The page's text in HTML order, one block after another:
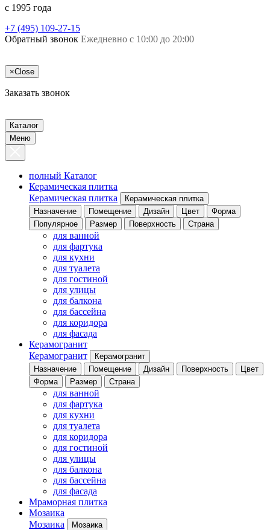
c 1995 года
+7 (495) 109-27-15
Обратный звонок Ежедневно с 10:00 до 20:00
×Close
Заказать звонок
Каталог
Меню
полный Каталог
Керамическая плитка
Керамическая плитка
Керамическая плитка
Назначение
Помещение Дизайн Цвет
Форма
Популярное
Размер Поверхность Страна
для ванной
для фартука
для кухни
для туалета
для гостиной
для улицы
для балкона
для бассейна
для коридора
для фасада
Керамогранит
Керамогранит
Керамогранит
Назначение
Помещение Дизайн Поверхность
Цвет
Форма
Размер Страна
для ванной
для фартука
для кухни
для туалета
для коридора
для гостиной
для улицы
для балкона
для бассейна
для фасада
Мраморная плитка
Мозаика
Мозаика
Мозаика